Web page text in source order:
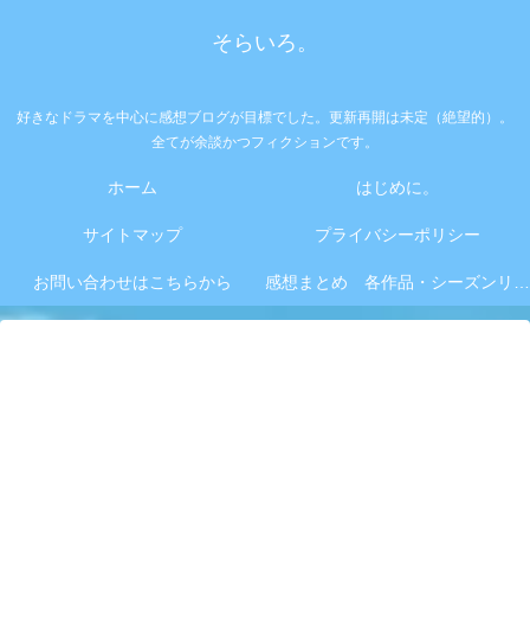
そらいろ。
好きなドラマを中心に感想ブログが目標でした。更新再開は未定（絶望的）。
全てが余談かつフィクションです。
ホーム はじめに。
サイトマップ プライバシーポリシー
お問い合わせはこちらから 感想まとめ 各作品・シーズンリンク集